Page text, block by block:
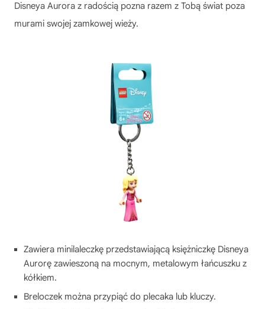
Disneya Aurora z radością pozna razem z Tobą świat poza
murami swojej zamkowej wieży.
Zawiera minilaleczkę przedstawiającą księżniczkę Disneya
Aurorę zawieszoną na mocnym, metalowym łańcuszku z
kółkiem.
Breloczek można przypiąć do plecaka lub kluczy.